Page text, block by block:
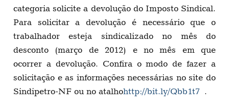
categoria solicite a devolução do Imposto Sindical.
Para solicitar a devolução é necessário que o
trabalhador esteja sindicalizado no mês do
desconto (março de 2012) e no mês em que
ocorrer a devolução. Confira o modo de fazer a
solicitação e as informações necessárias no site do
Sindipetro-NF ou no atalhohttp://bit.ly/Qbb1t7 .